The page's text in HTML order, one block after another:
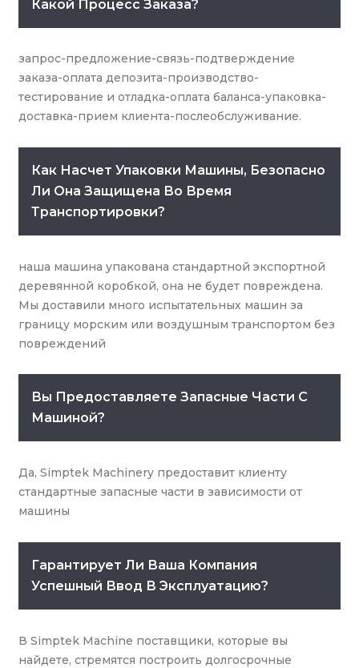
Какой Процесс Заказа?
запрос-предложение-связь-подтверждение
заказа-оплата депозита-производство-
тестирование и отладка-оплата баланса-упаковка-
доставка-прием клиента-послеобслуживание.
Как Насчет Упаковки Машины, Безопасно
Ли Она Защищена Во Время
Транспортировки?
наша машина упакована стандартной экспортной
деревянной коробкой, она не будет повреждена.
Мы доставили много испытательных машин за
границу морским или воздушным транспортом без
повреждений
Вы Предоставляете Запасные Части С
Машиной?
Да, Simptek Machinery предоставит клиенту
стандартные запасные части в зависимости от
машины
Гарантирует Ли Ваша Компания
Успешный Ввод В Эксплуатацию?
В Simptek Machine поставщики, которые вы
найдете, стремятся построить долгосрочные